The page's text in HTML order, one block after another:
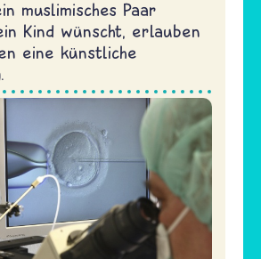
muslimisches Paar
Kind wünscht, erlauben
eine künstliche